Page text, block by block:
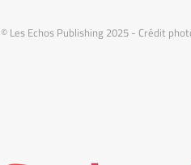
© Les Echos Publishing 2025 - Crédit